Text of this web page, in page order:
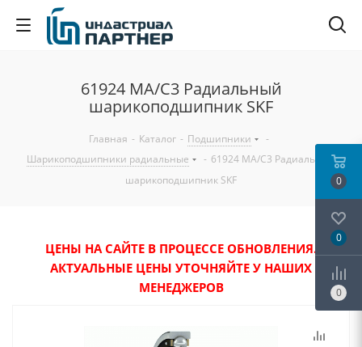
61924 MA/C3 Радиальный
шарикоподшипник SKF
Главная - Каталог - Подшипники
-
Шарикоподшипники радиальные
- 61924 MA/C3 Радиальный
шарикоподшипник SKF
ЦЕНЫ НА САЙТЕ В ПРОЦЕССЕ ОБНОВЛЕНИЯ.
АКТУАЛЬНЫЕ ЦЕНЫ УТОЧНЯЙТЕ У НАШИХ
МЕНЕДЖЕРОВ
0
0
0